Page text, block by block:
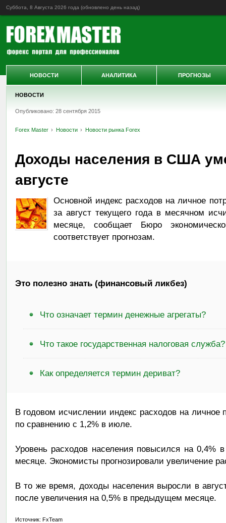
Суббота, 8 Августа 2026 года (обновлено день назад)
НОВОСТИ
Опубликовано: 28 сентября 2015
Forex Master Новости Новости рынка Forex
Доходы населения в США
августе
Основной индекс расходов на личное
за август текущего года в месячном
месяце, сообщает Бюро
соответствует прогнозам.
Это полезно знать (финансовый ликбез)
Что означает термин денежные агрегаты?
Что такое государственная налоговая служба?
Как определяется термин дериват?
В годовом исчислении индекс расходов на личное
по сравнению с 1,2% в июле.
Уровень расходов населения повысился на 0,4%
месяце. Экономисты прогнозировали увеличение
В то же время, доходы населения выросли в
после увеличения на 0,5% в предыдущем месяце.
Источник: FxTeam
НОВОСТИ АНАЛИТИКА ПРОГНОЗЫ